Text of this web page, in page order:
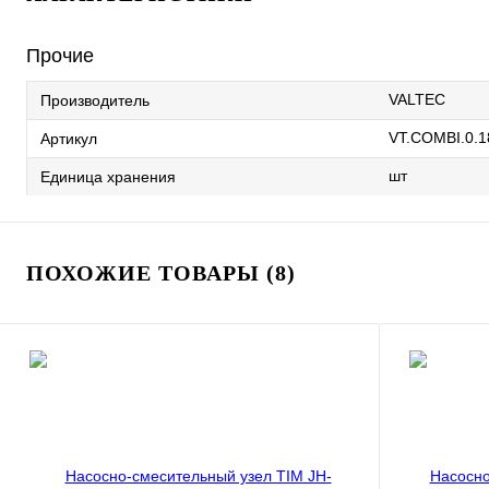
Прочие
Производитель VALTEC
Артикул
Единица хранения шт
ПОХОЖИЕ ТОВАРЫ (8)